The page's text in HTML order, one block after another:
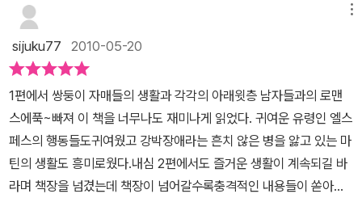
코스터를 타게 만들었던 저자는 이번엔 에디와 엘스페스, 줄리아와
발렌티나의 두 세대에 걸친 쌍둥이 자매들의 이야기를 통해 우리가
가족에 대해 느끼는 복잡한 감정의 내밀한 풍경을 보게 한다. 그들의
이야기에는 저자가 그동안 다른 소품에서 얼핏 그려온 자매들 간의
애증이 더 드라마틱하고 세밀하게 묘사되어 있다. 언제나 사물을 다
른 관점으로 살피는 세밀한 관찰력의 소유자 오드리 니페네거는 ‘정
신적 교감’을 나눈다는 쌍둥이에게 오히려 불일치와 질투라는 감정을
덧씌움으로써, 벗어나고도 싶지만 벗어날 수 없는 원수 같은 존재인
가족 간의 다툼에 더 극적인 흥미를 불러일으킨다. 간섭하고 지배하
느끼고 서로를 얼마나 의지하며 서로에게 얼마만큼 환멸을 느끼는지,
잘 모르겠다. 하지만 자신과 똑같이 생긴 또다른 '나'를 바라보며 자란
아이들은 자신의 정체성에 대해 끊임없이 고민할 것이라고 추측은 할
수 있다. 엘리자베스 퀴블러 로스 또한 세 쌍둥이로 태어나 끊임없이
자아에 대해 고민했다고 하지 않았던가.1권에서 무엇 하나 제대로 알
려주지 않던 사건 전개는 2권에 이르러 무척이나 스피디하게 전개되
고 사건은 극에 달한다. 전혀 상상치 못했던 상황. 너무나 쇼킹했다.
도대체 이러한 상황에서 이 책을 정확히 어떤 부류에 넣을 수 있을까.
뜩이나 살이 없던 발렌티나는 점점 더 말라간다.줄리아와의 외출은
생과 함께 하고프지만, 발렌티나는 언니에게서 벗어나고픈 생각만 한
다.그 와중에 일어난 고양이의 영혼이 나갔다가 돌아온 사건에서,발
렌티나는 위험천만한 생각을 하게 된다.엘스퍼스는 그녀의 생각에 첨
엔 반대하지만, 결국 이상한 생각으로 동조하게 되고~시초는 발렌티
나 였지만 로버트, 엘스퍼스, 발렌티나 모두 사건 속으로 들어가게 되
는데..그러면서 밝혀지는 엘스퍼스와 에디가 왜 21년동안이나 연락한
번 안했는지에 대한 비밀,우리의 가여운 발렌티나는 결국 자신이 원
sijuku77 2010-05-20
1편에서 쌍둥이 자매들의 생활과 각각의 아래윗층 남자들과의 로맨
스에푹~빠져 이 책을 너무나도 재미나게 읽었다. 귀여운 유령인 엘스
페스의 행동들도귀여웠고 강박장애라는 흔치 않은 병을 앓고 있는 마
틴의 생활도 흥미로웠다.내심 2편에서도 즐거운 생활이 계속되길 바
라며 책장을 넘겼는데 책장이 넘어갈수록충격적인 내용들이 쏟아지